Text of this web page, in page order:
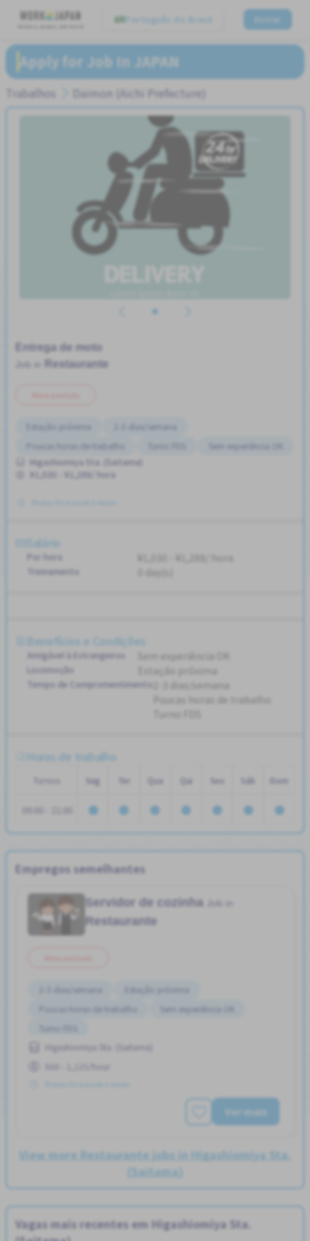
Português do Brasil Entrar
Apply for Job In JAPAN
Trabalhos Daimon (Aichi Prefecture)
Entrega de moto
Restaurante
2-3 dias/semana
Poucas horas de trabalho
Sem experiência OK
Higashiomiya Sta. (Saitama)
¥1,030 - ¥1,288/ hora
Salário
Por hora ¥1,030 - ¥1,288/ hora
Treinamento 0 day(s)
Benefícios e Condições
Amigável à Estrangeiros Sem experiência OK
Locomoção Estação próxima
Tempo de Compromentimento
2-3 dias/semana
Poucas horas de trabalho
Horas de trabalho
Turnos Seg Ter Qua Qui Sex Sáb Dom
Empregos semelhantes
Servidor de cozinha
Restaurante
2-3 dias/semana
Poucas horas de trabalho
Sem experiência OK
Higashiomiya Sta. (Saitama)
900 - 1,125/hour
Ver mais
View more Restaurante jobs in Higashiomiya Sta.
(Saitama)
Vagas mais recentes em Higashiomiya Sta.